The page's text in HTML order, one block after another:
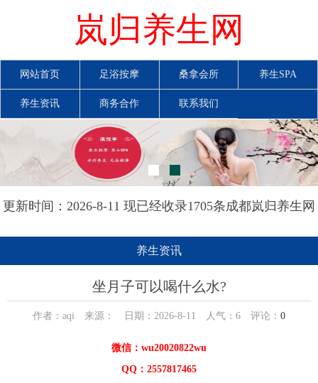
岚归养生网
网站首页 足浴按摩 桑拿会所 养生SPA
养生资讯 商务合作 联系我们
更新时间：2026-8-11 现已经收录1705条成都岚归养生网
养生资讯
坐月子可以喝什么水?
作者：aqi 来源： 日期：2026-8-11 人气： 6 评论： 0
微信：wu20020822wu
QQ：2557817465